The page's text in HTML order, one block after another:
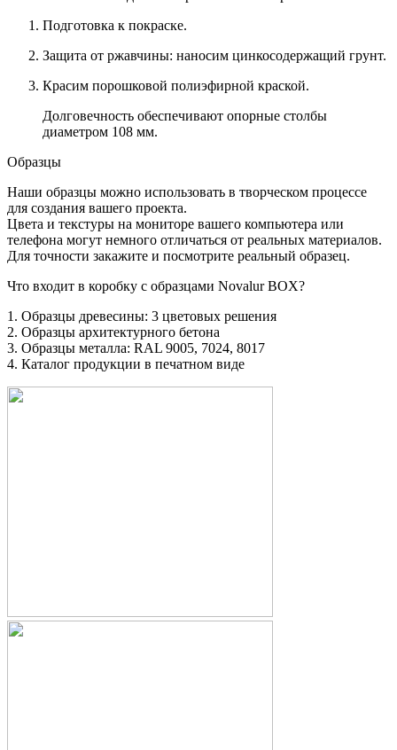
Подготовка к покраске.
Защита от ржавчины: наносим цинкосодержащий грунт.
Красим порошковой полиэфирной краской.
Долговечность обеспечивают опорные столбы
диаметром 108 мм.
Образцы
Наши образцы можно использовать в творческом процессе
для создания вашего проекта.
Цвета и текстуры на мониторе вашего компьютера или
телефона могут немного отличаться от реальных материалов.
Для точности закажите и посмотрите реальный образец.
Что входит в коробку с образцами Novalur BOX?
1. Образцы древесины: 3 цветовых решения
2. Образцы архитектурного бетона
3. Образцы металла: RAL 9005, 7024, 8017
4. Каталог продукции в печатном виде